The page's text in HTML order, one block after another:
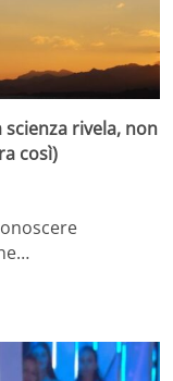
scienza rivela, non
così)